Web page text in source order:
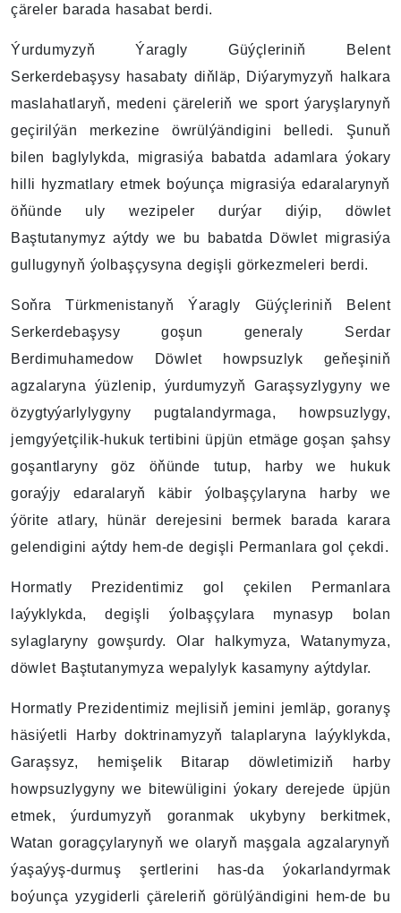
çäreler barada hasabat berdi.
Ýurdumyzyň Ýaragly Güýçleriniň Belent
Serkerdebaşysy hasabaty diňläp, Diýarymyzyň halkara
maslahatlaryň, medeni çäreleriň we sport ýaryşlarynyň
geçirilýän merkezine öwrülýändigini belledi. Şunuň
bilen baglylykda, migrasiýa babatda adamlara ýokary
hilli hyzmatlary etmek boýunça migrasiýa edaralarynyň
öňünde uly wezipeler durýar diýip, döwlet
Baştutanymyz aýtdy we bu babatda Döwlet migrasiýa
gullugynyň ýolbaşçysyna degişli görkezmeleri berdi.
Soňra Türkmenistanyň Ýaragly Güýçleriniň Belent
Serkerdebaşysy goşun generaly Serdar
Berdimuhamedow Döwlet howpsuzlyk geňeşiniň
agzalaryna ýüzlenip, ýurdumyzyň Garaşsyzlygyny we
özygtyýarlylygyny pugtalandyrmaga, howpsuzlygy,
jemgyýetçilik-hukuk tertibini üpjün etmäge goşan şahsy
goşantlaryny göz öňünde tutup, harby we hukuk
goraýjy edaralaryň käbir ýolbaşçylaryna harby we
ýörite atlary, hünär derejesini bermek barada karara
gelendigini aýtdy hem-de degişli Permanlara gol çekdi.
Hormatly Prezidentimiz gol çekilen Permanlara
laýyklykda, degişli ýolbaşçylara mynasyp bolan
sylaglaryny gowşurdy. Olar halkymyza, Watanymyza,
döwlet Baştutanymyza wepalylyk kasamyny aýtdylar.
Hormatly Prezidentimiz mejlisiň jemini jemläp, goranyş
häsiýetli Harby doktrinamyzyň talaplaryna laýyklykda,
Garaşsyz, hemişelik Bitarap döwletimiziň harby
howpsuzlygyny we bitewüligini ýokary derejede üpjün
etmek, ýurdumyzyň goranmak ukybyny berkitmek,
Watan goragçylarynyň we olaryň maşgala agzalarynyň
ýaşaýyş-durmuş şertlerini has-da ýokarlandyrmak
boýunça yzygiderli çäreleriň görülýändigini hem-de bu